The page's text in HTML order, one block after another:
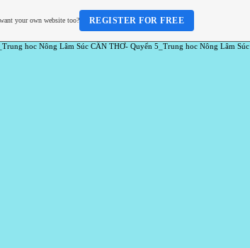
hoc Nông Lâm Súc CẦN THƠ- Quyển 5_Trung hoc Nông Lâm Súc
your own website too? REGISTER FOR FREE